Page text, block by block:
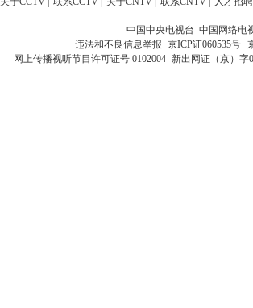
中国中央电视台 中国网络电
违法和不良信息举报 京ICP证060535号
网上传播视听节目许可证号 0102004 新出网证（京）